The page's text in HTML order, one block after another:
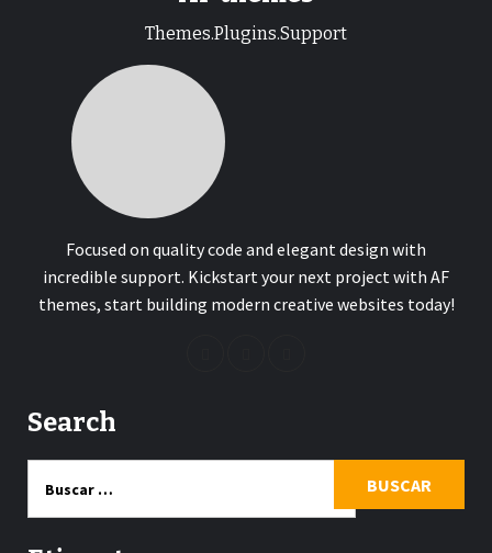
Themes.Plugins.Support
Focused on quality code and elegant design with
incredible support. Kickstart your next project with AF
themes, start building modern creative websites today!
Search